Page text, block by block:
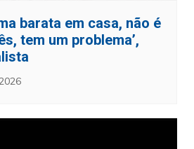
barata em casa, não é
tem um problema’,